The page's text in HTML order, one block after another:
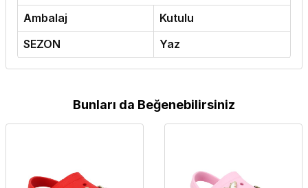
Ambalaj
Kutulu
SEZON
Yaz
Bunları da Beğenebilirsiniz